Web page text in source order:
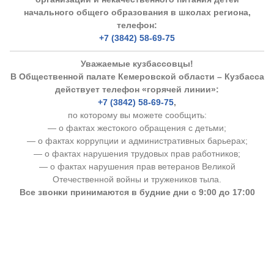
начального общего образования в школах региона,
телефон:
+7 (3842) 58-69-75
Уважаемые кузбассовцы!
В Общественной палате Кемеровской области – Кузбасса
действует телефон «горячей линии»:
+7 (3842) 58-69-75,
по которому вы можете сообщить:
— о фактах жестокого обращения с детьми;
— о фактах коррупции и административных барьерах;
— о фактах нарушения трудовых прав работников;
— о фактах нарушения прав ветеранов Великой
Отечественной войны и тружеников тыла.
Все звонки принимаются в будние дни с 9:00 до 17:00